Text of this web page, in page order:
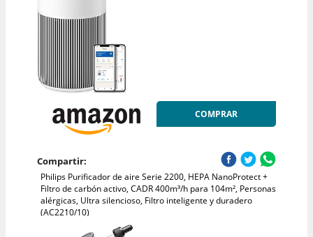
COMPRAR
Compartir:
Philips Purificador de aire Serie 2200, HEPA NanoProtect +
Filtro de carbón activo, CADR 400m³/h para 104m², Personas
alérgicas, Ultra silencioso, Filtro inteligente y duradero
(AC2210/10)